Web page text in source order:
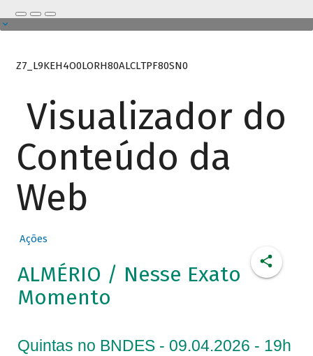
Z7_L9KEH4O0LORH80ALCLTPF80SN0
Visualizador do
Conteúdo da
Web
Ações
ALMÉRIO / Nesse Exato
Momento
Quintas no BNDES - 09.04.2026 - 19h